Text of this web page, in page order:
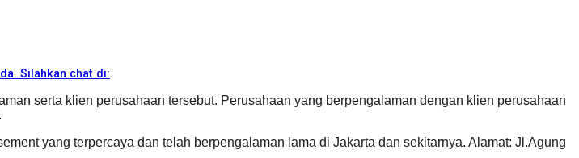
Silahkan chat di:
serta klien perusahaan tersebut. Perusahaan yang berpengalaman dengan klien perusahaan
yang terpercaya dan telah berpengalaman lama di Jakarta dan sekitarnya. Alamat: Jl.Agung